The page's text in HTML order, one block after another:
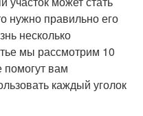
нужно правильно его
несколько
мы рассмотрим 10
помогут вам
каждый уголок